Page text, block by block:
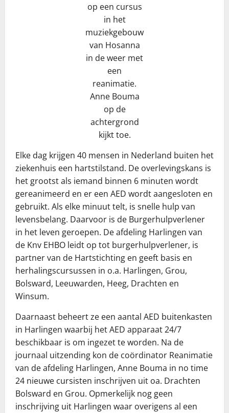
op een cursus
in het
muziekgebouw
van Hosanna
in de weer met
een
reanimatie.
Anne Bouma
op de
achtergrond
kijkt toe.
Elke dag krijgen 40 mensen in Nederland buiten het
ziekenhuis een hartstilstand. De overlevingskans is
het grootst als iemand binnen 6 minuten wordt
gereanimeerd en er een AED wordt aangesloten en
gebruikt. Als elke minuut telt, is snelle hulp van
levensbelang. Daarvoor is de Burgerhulpverlener
in het leven geroepen. De afdeling Harlingen van
de Knv EHBO leidt op tot burgerhulpverlener, is
partner van de Hartstichting en geeft basis en
herhalingscursussen in o.a. Harlingen, Grou,
Bolsward, Leeuwarden, Heeg, Drachten en
Winsum.
Daarnaast beheert ze een aantal AED buitenkasten
in Harlingen waarbij het AED apparaat 24/7
beschikbaar is om ingezet te worden. Na de
journaal uitzending kon de coördinator Reanimatie
van de afdeling Harlingen, Anne Bouma in no time
24 nieuwe cursisten inschrijven uit oa. Drachten
Bolsward en Grou. Opmerkelijk nog geen
inschrijving uit Harlingen waar overigens al een